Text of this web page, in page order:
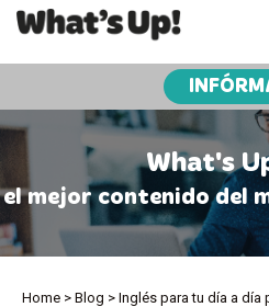
What's
el mejor contenido del
Home > Blog > Inglés para tu día a día